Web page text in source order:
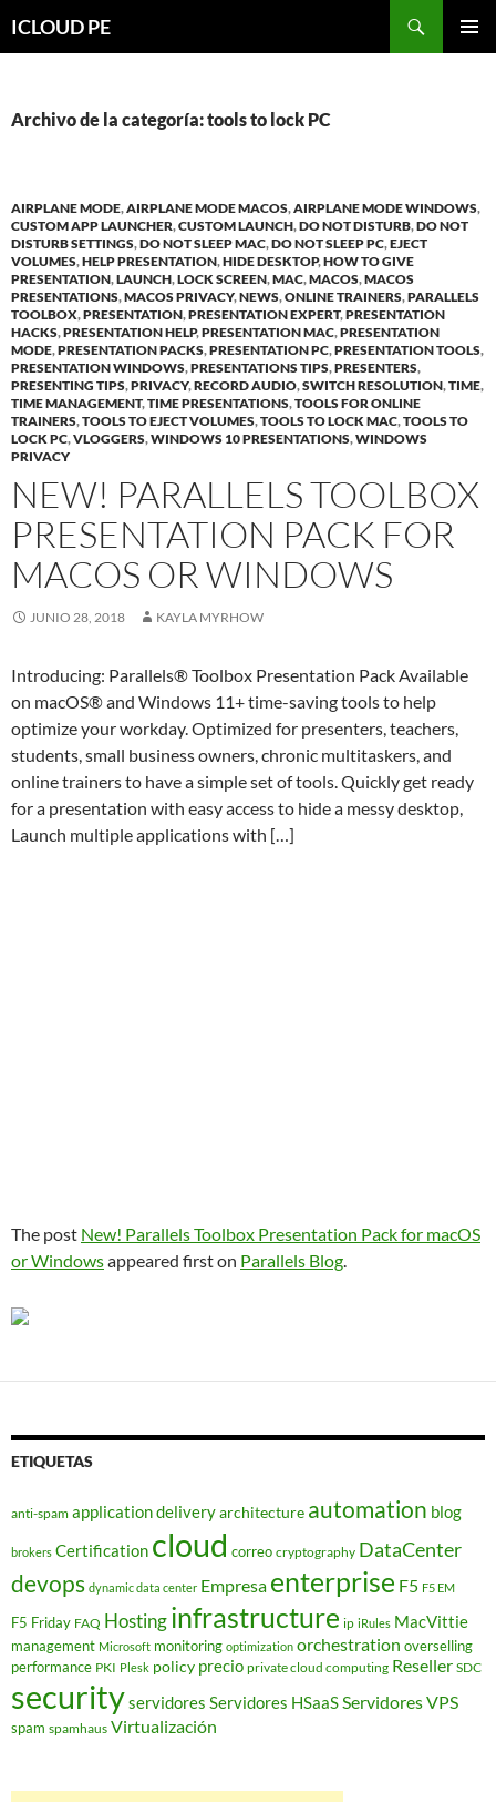
hacia
ICLOUD PE
Archivo de la categoría: tools to lock PC
AIRPLANE MODE,AIRPLANE MODE MACOS,AIRPLANE MODE WINDOWS,
CUSTOM APP LAUNCHER,CUSTOM LAUNCH,DO NOT DISTURB,DO NOT
DISTURB SETTINGS,DO NOT SLEEP MAC,DO NOT SLEEP PC,EJECT
VOLUMES,HELP PRESENTATION,HIDE DESKTOP,HOW TO GIVE
PRESENTATION,LAUNCH,LOCK SCREEN,MAC,MACOS,MACOS
PRESENTATIONS,MACOS PRIVACY,NEWS,ONLINE TRAINERS,PARALLELS
TOOLBOX,PRESENTATION,PRESENTATION EXPERT,PRESENTATION
HACKS,PRESENTATION HELP,PRESENTATION MAC,PRESENTATION
MODE,PRESENTATION PACKS,PRESENTATION PC,PRESENTATION TOOLS,
PRESENTATION WINDOWS,PRESENTATIONS TIPS,PRESENTERS,
PRESENTING TIPS,PRIVACY,RECORD AUDIO,SWITCH RESOLUTION,TIME,
TIME MANAGEMENT,TIME PRESENTATIONS,TOOLS FOR ONLINE
TRAINERS,TOOLS TO EJECT VOLUMES,TOOLS TO LOCK MAC,TOOLS TO
LOCK PC,VLOGGERS,WINDOWS 10 PRESENTATIONS,WINDOWS
PRIVACY
NEW! PARALLELS TOOLBOX
PRESENTATION PACK FOR
MACOS OR WINDOWS
JUNIO 28, 2018 KAYLA MYRHOW
Introducing: Parallels® Toolbox Presentation Pack Available
on macOS® and Windows 11+ time-saving tools to help
optimize your workday. Optimized for presenters, teachers,
students, small business owners, chronic multitaskers, and
online trainers to have a simple set of tools. Quickly get ready
for a presentation with easy access to hide a messy desktop,
Launch multiple applications with […]
The post New! Parallels Toolbox Presentation Pack for macOS
or Windowsappeared first on Parallels Blog.
ETIQUETAS
anti-spam application deliveryarchitecture automation blog
brokers Certification cloud correo cryptography DataCenter
devops dynamic data center Empresa enterprise F5 F5 EM
F5 Friday FAQ Hostinginfrastructure ip iRules MacVittie
management Microsoft monitoring optimization orchestration overselling
performance PKI Plesk policy precio private cloud computing Reseller SDC
securityservidores Servidores HSaaSServidores VPS
spam spamhaus Virtualización